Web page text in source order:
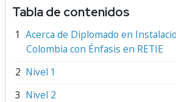
Tabla de contenidos
Acerca de Diplomado en
Colombia con Énfasis en RETIE
Nivel 1
Nivel 2